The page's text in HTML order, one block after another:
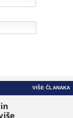
VIŠE ČLANAKA